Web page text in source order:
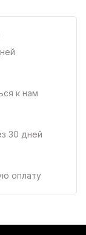
к нам
30 дней
оплату